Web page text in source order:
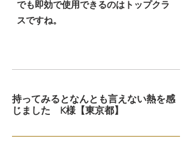
でも即効で使用できるのはトップクラ
スですね。
持ってみるとなんとも言えない熱を感
じました K様【東京都】